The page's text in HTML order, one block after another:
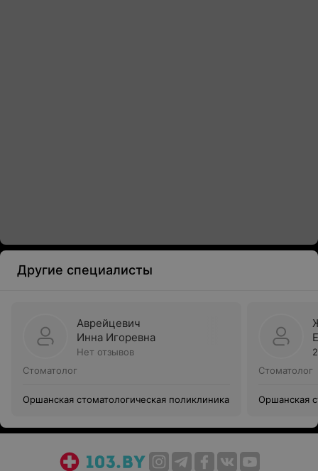
Другие специалисты
Аврейцевич
Инна Игоревна
Нет отзывов
Стоматолог
Оршанская стоматологическая поликлиника
Стоматолог
Оршанская